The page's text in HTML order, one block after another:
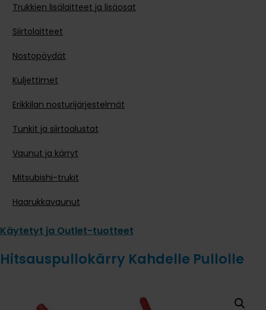
Trukkien lisälaitteet ja lisäosat
Siirtolaitteet
Nostopöydät
Kuljettimet
Erikkilan nosturijärjestelmät
Tunkit ja siirtoalustat
Vaunut ja kärryt
Mitsubishi-trukit
Haarukkavaunut
Käytetyt ja Outlet-tuotteet
Hitsauspullokärry Kahdelle Pullolle